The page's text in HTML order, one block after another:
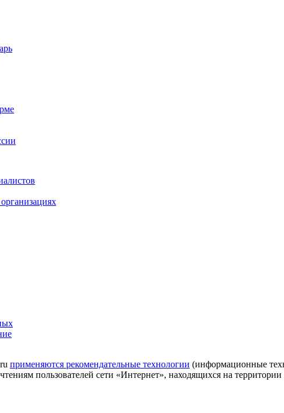
применяются рекомендательные технологии (информационные
пользователей сети «Интернет», находящихся на